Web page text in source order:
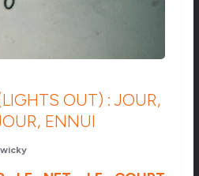
OUT) : JOUR,
ENNUI